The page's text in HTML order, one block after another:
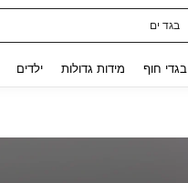
בגד ים
בגדי חוף מידות גדולות ילדים